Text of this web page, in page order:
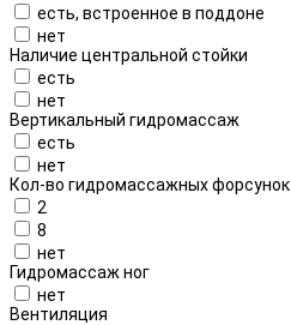
есть, встроенное в поддоне
нет
Наличие центральной стойки
есть
нет
Вертикальный гидромассаж
есть
нет
Кол-во гидромассажных форсунок
2
8
нет
Гидромассаж ног
нет
Вентиляция